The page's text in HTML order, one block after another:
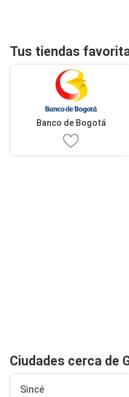
Tus tiendas
Banco de Bogotá
Ciudades cerca de
Sincé